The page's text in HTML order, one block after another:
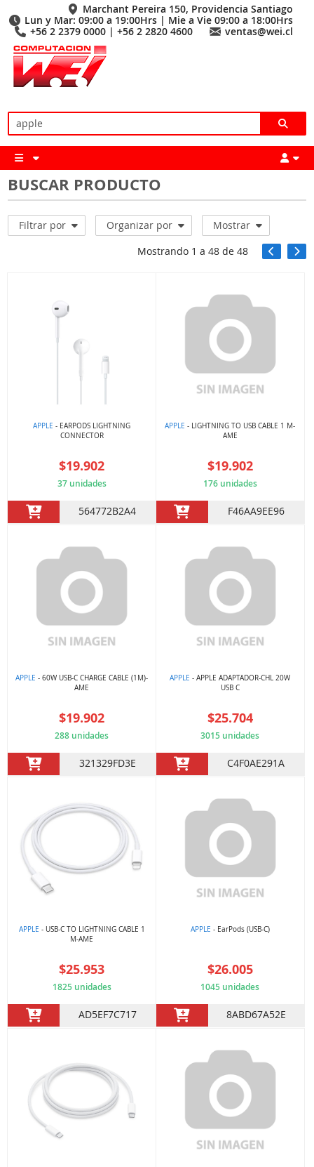
Marchant Pereira 150, Providencia Santiago
Lun y Mar: 09:00 a 19:00Hrs | Mie a Vie 09:00 a 18:00Hrs
+56 2 2379 0000 | +56 2 2820 4600
ventas@wei.cl
BUSCAR PRODUCTO
Filtrar por Organizar por
Mostrar
Mostrando 1 a 48de 48
APPLE - EARPODS LIGHTNING
CONNECTOR
$19.902
37 unidades
564772B2A4
APPLE - LIGHTNING TO USB CABLE 1 M-
AME
$19.902
176 unidades
F46AA9EE96
APPLE - 60W USB-C CHARGE CABLE (1M)-
AME
$19.902
288 unidades
321329FD3E
APPLE - APPLE ADAPTADOR-CHL 20W
USB C
$25.704
3015 unidades
C4F0AE291A
APPLE - USB-C TO LIGHTNING CABLE 1
M-AME
$25.953
1825 unidades
AD5EF7C717
APPLE - EarPods (USB-C)
$26.005
1045 unidades
8ABD67A52E